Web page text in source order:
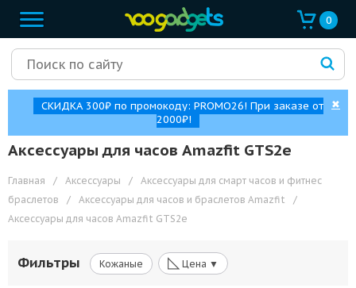
0
СКИДКА 300₽ по промокоду: PROMO26! При заказе от
2000₽!
✖
Аксессуары для часов Amazfit GTS2e
Главная / Аксессуары /
Аксессуары для смарт часов и фитнес
браслетов
/ Аксессуары для часов и браслетов Amazfit
/
Аксессуары для часов Amazfit GTS2e
Фильтры Кожаные ◺ Цена ▼